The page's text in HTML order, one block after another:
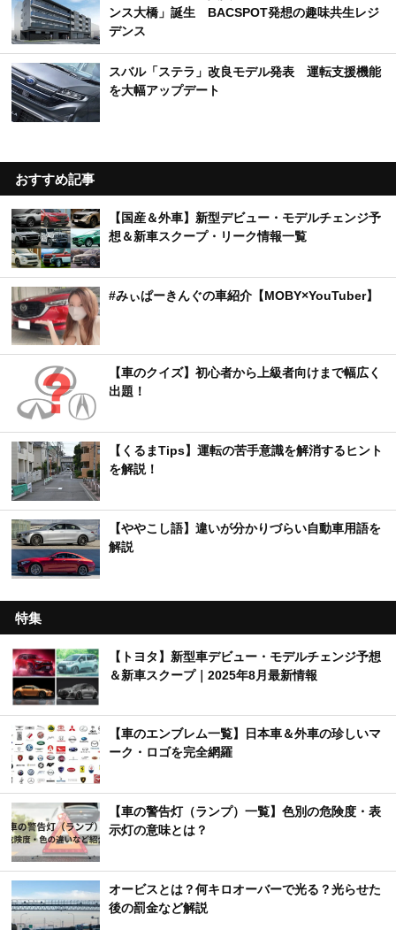
ンス大橋」誕生 BACSPOT発想の趣味共生レジ
デンス
スバル「ステラ」改良モデル発表 運転支援機能
を大幅アップデート
おすすめ記事
【国産＆外車】新型デビュー・モデルチェンジ予
想＆新車スクープ・リーク情報一覧
#みぃぱーきんぐの車紹介【MOBY×YouTuber】
【車のクイズ】初心者から上級者向けまで幅広く
出題！
【くるまTips】運転の苦手意識を解消するヒント
を解説！
【ややこし語】違いが分かりづらい自動車用語を
解説
特集
【トヨタ】新型車デビュー・モデルチェンジ予想
＆新車スクープ｜2025年8月最新情報
【車のエンブレム一覧】日本車＆外車の珍しいマ
ーク・ロゴを完全網羅
【車の警告灯（ランプ）一覧】色別の危険度・表
示灯の意味とは？
オービスとは？何キロオーバーで光る？光らせた
後の罰金など解説